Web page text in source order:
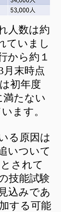
人数は約
ていまし
から約１
月末時点
初年度
満たない
ます。
る原因は
いついて
されて
技能試験
込みであ
する可能